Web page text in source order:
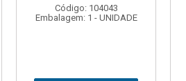
Código: 104051
Embalagem: 1 - UNIDADE